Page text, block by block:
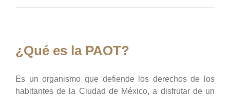
¿Qué es la PAOT?
Es un organismo que defiende los derechos de los
habitantes de la Ciudad de México, a disfrutar de un